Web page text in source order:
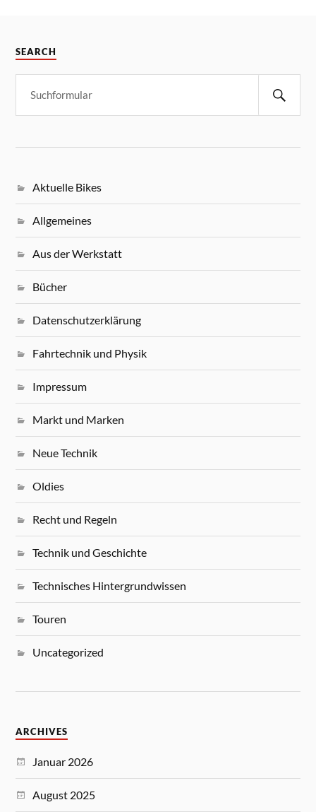
SEARCH
Aktuelle Bikes
Allgemeines
Aus der Werkstatt
Bücher
Datenschutzerklärung
Fahrtechnik und Physik
Impressum
Markt und Marken
Neue Technik
Oldies
Recht und Regeln
Technik und Geschichte
Technisches Hintergrundwissen
Touren
Uncategorized
ARCHIVES
Januar 2026
August 2025